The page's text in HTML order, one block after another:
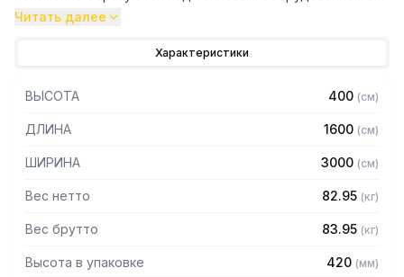
процессе готовки.
Кроме того, зонт втягивает в себя продукты сгорания и
оборудование формирует микроклимат в помещении и
защищает сотрудников горячего цеха.
Особенности:
— Вытяжной центральный в форме короба
— Материал: нержавеющая сталь AISI 430 толщиной
— С лабиринтными фильтрами (жироуловителями)
Читать далее
Характеристики
ВЫСОТА 400 (см)
ДЛИНА 1600 (см)
ШИРИНА 3000 (см)
Вес нетто 82.95 (кг)
Вес брутто 83.95 (кг)
Высота в упаковке 420 (мм)